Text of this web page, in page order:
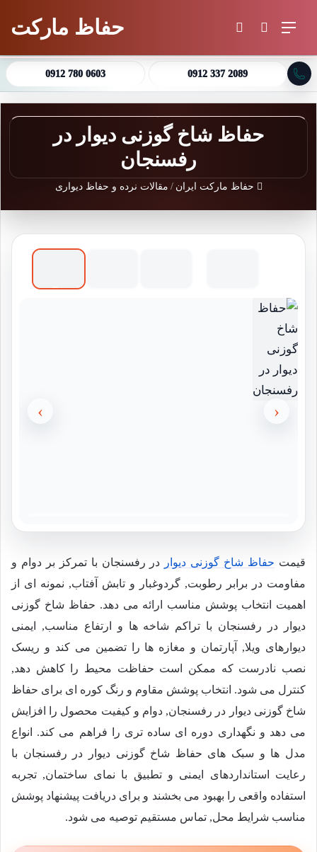
منو جستجو برای حفاظ مارکت
0912 780 0603 0912 337 2089
حفاظ شاخ گوزنی دیوار در
رفسنجان
حفاظ مارکت ایران / مقالات نرده و حفاظ دیواری
‹
›
قیمت حفاظ شاخ گوزنی دیوار
در رفسنجان با تمرکز بر دوام و
مفاومت در برابر رطوبت, گردوغبار و تابش آفتاب, نمونه ای از
اهمیت انتخاب پوشش مناسب ارائه می دهد. حفاظ شاخ گوزنی
دیوار در رفسنجان با تراکم شاخه ها و ارتفاع مناسب, ایمنی
دیوارهای ویلا, آپارتمان و مغازه ها را تضمین می کند و ریسک
نصب نادرست که ممکن است حفاظت محیط را کاهش دهد,
کنترل می شود. انتخاب پوشش مقاوم و رنگ کوره ای برای حفاظ
شاخ گوزنی دیوار در رفسنجان, دوام و کیفیت محصول را افزایش
می دهد و نگهداری دوره ای ساده تری را فراهم می کند. انواع
مدل ها و سبک های حفاظ شاخ گوزنی دیوار در رفسنجان با
رعایت استانداردهای ایمنی و تطبیق با نمای ساختمان, تجربه
استفاده واقعی را بهبود می بخشند و برای دریافت پیشنهاد پوشش
مناسب شرایط محل, تماس مستقیم توصیه می شود.